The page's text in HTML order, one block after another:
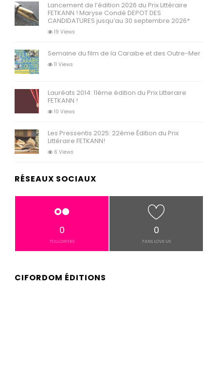
Lancement de l’édition 2026 du Prix Littéraire
FETKANN ! Maryse Condé DEPOT DES
CANDIDATURES jusqu’au 30 septembre 2026*
19 Views
Semaine du film de la Caraibe et des Outre-Mer
11 Views
Lauréats 2014: 11ème édition du Prix Litteraire
FETKANN !
10 Views
Les Pressentis 2025: 22ème Édition du Prix
Littéraire FETKANN!
6 Views
RÉSEAUX SOCIAUX
0
FOLLOWERS
0
FANS LOVE US
CIFORDOM ÉDITIONS